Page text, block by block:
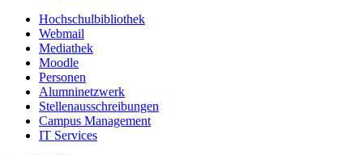
Hochschulbibliothek
Webmail
Mediathek
Moodle
Personen
Alumninetzwerk
Stellenausschreibungen
Campus Management
IT Services